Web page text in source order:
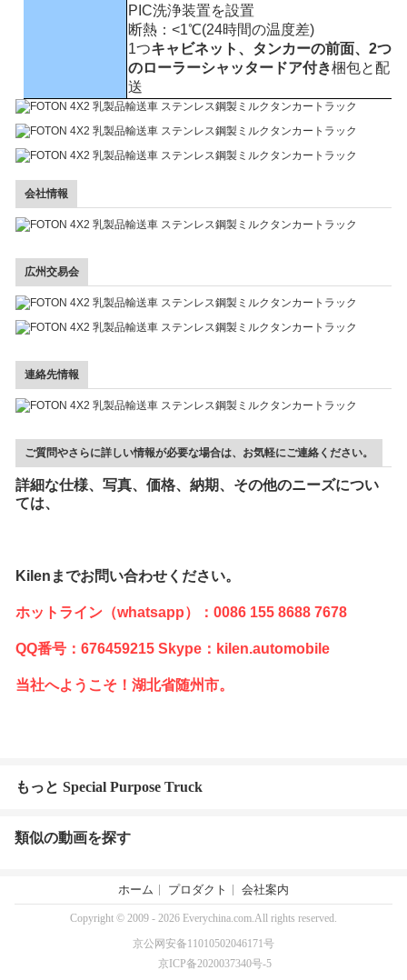
PIC洗浄装置を設置
断熱：<1℃(24時間の温度差)
1つキャビネット、タンカーの前面、2つ
のローラーシャッタードア付き梱包と配
送
会社情報
広州交易会
連絡先情報
ご質問やさらに詳しい情報が必要な場合は、お気軽にご連絡ください。
詳細な仕様、写真、価格、納期、その他のニーズについ
ては、
Kilenまでお問い合わせください。
ホットライン（whatsapp）：0086 155 8688 7678
QQ番号：676459215 Skype：kilen.automobile
当社へようこそ！湖北省随州市。
もっと Special Purpose Truck
類似の動画を探す
ホーム プロダクト 会社案内
Copyright © 2009 - 2026 Everychina.com.All rights reserved.
京公网安备11010502046171号
京ICP备2020037340号-5